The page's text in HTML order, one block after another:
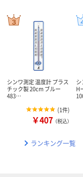
シンワ測定 温度計 プラス
チック製 20cm ブルー
483…
(1件)
￥407 （税込）
H
ランキング一覧